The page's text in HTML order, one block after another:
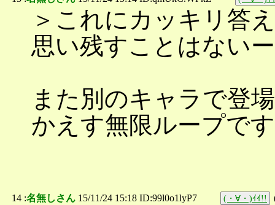
＞これにカッキリ答
思い残すことはない
また別のキャラで登
かえす無限ループです
14 :名無しさん 15/11/24 15:18 ID:99l0o1lyP7 (・∀・)ｲｲ!!